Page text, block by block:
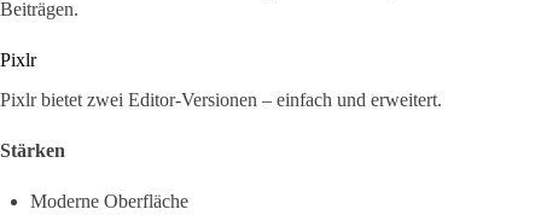
Beiträgen.
Pixlr
Pixlr bietet zwei Editor-Versionen – einfach und erweitert.
Stärken
Moderne Oberfläche